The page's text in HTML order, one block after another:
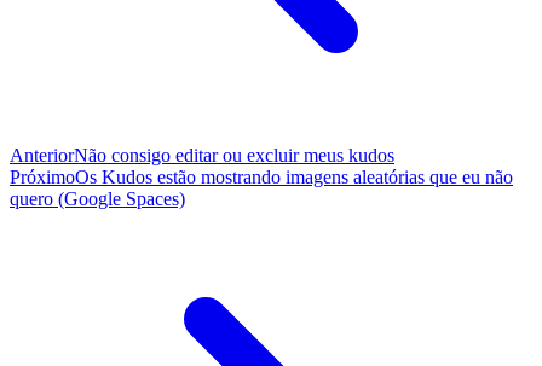
AnteriorNão consigo editar ou excluir meus kudos
PróximoOs Kudos estão mostrando imagens aleatórias que eu não
quero (Google Spaces)